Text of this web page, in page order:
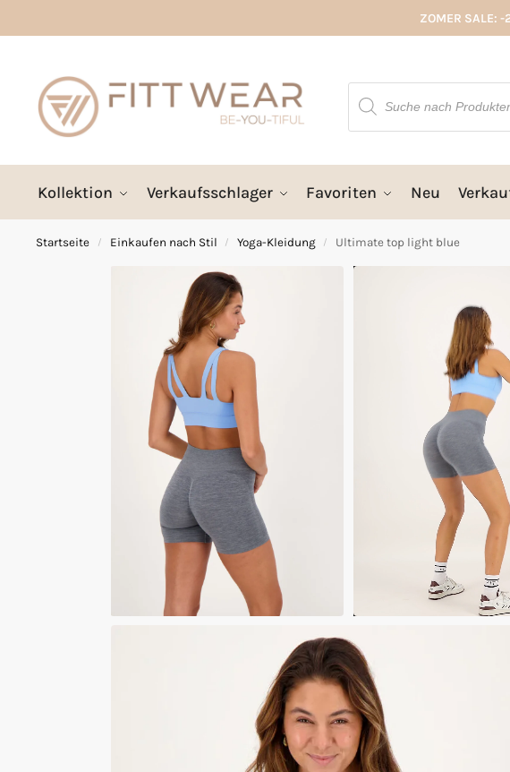
ZOMER SALE:
Kollektion Verkaufsschlager Favoriten Neu
Startseite / Einkaufen nach Stil / Yoga-Kleidung / Ultimate top light blue